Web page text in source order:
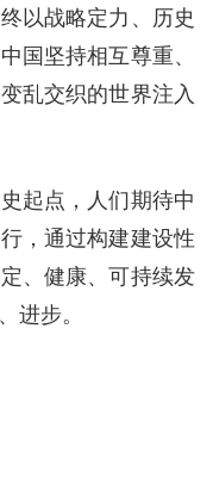
以战略定力、历史
国坚持相互尊重、
乱交织的世界注入
起点，人们期待中
，通过构建建设性
、健康、可持续发
进步。